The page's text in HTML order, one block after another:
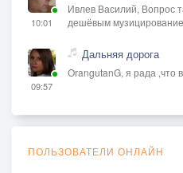
10:01
Ивлев Василий, Вопрос
дешёвым
09:57
Дальняя дорога
OrangutanG, я рада ,что
ПОЛЬЗОВАТЕЛИ ОНЛАЙН